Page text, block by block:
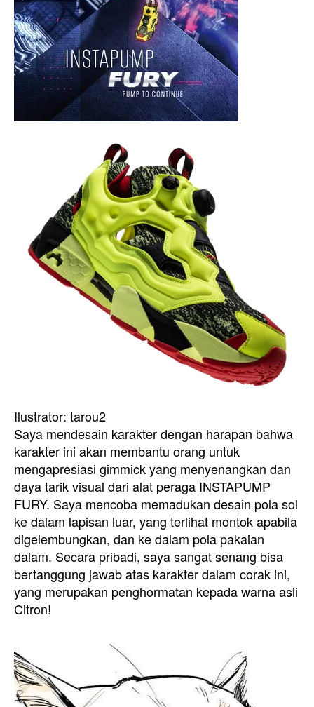
Ilustrator: tarou2
Saya mendesain karakter dengan harapan bahwa
karakter ini akan membantu orang untuk
mengapresiasi gimmick yang menyenangkan dan
daya tarik visual dari alat peraga INSTAPUMP
FURY. Saya mencoba memadukan desain pola sol
ke dalam lapisan luar, yang terlihat montok apabila
digelembungkan, dan ke dalam pola pakaian
dalam. Secara pribadi, saya sangat senang bisa
bertanggung jawab atas karakter dalam corak ini,
yang merupakan penghormatan kepada warna asli
Citron!